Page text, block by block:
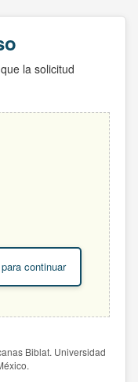
la solicitud
continuar
Biblat. Universidad